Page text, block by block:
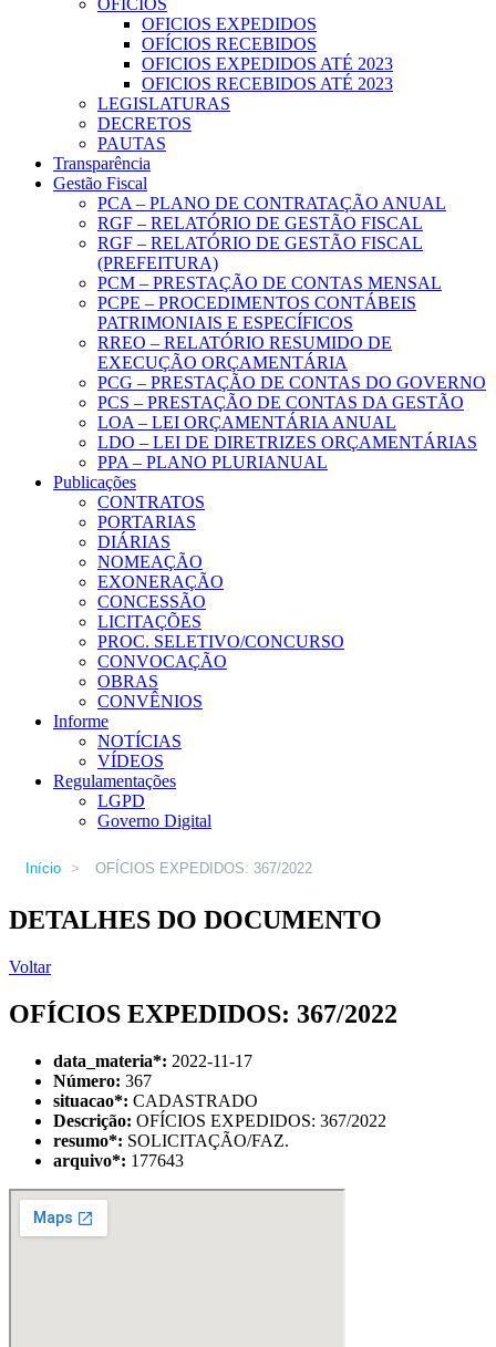
OFICIOS
OFICIOS EXPEDIDOS
OFÍCIOS RECEBIDOS
OFICIOS EXPEDIDOS ATÉ 2023
OFICIOS RECEBIDOS ATÉ 2023
LEGISLATURAS
DECRETOS
PAUTAS
Transparência
Gestão Fiscal
PCA – PLANO DE CONTRATAÇÃO ANUAL
RGF – RELATÓRIO DE GESTÃO FISCAL
RGF – RELATÓRIO DE GESTÃO FISCAL
(PREFEITURA)
PCM – PRESTAÇÃO DE CONTAS MENSAL
PCPE – PROCEDIMENTOS CONTÁBEIS
PATRIMONIAIS E ESPECÍFICOS
RREO – RELATÓRIO RESUMIDO DE
EXECUÇÃO ORÇAMENTÁRIA
PCG – PRESTAÇÃO DE CONTAS DO GOVERNO
PCS – PRESTAÇÃO DE CONTAS DA GESTÃO
LOA – LEI ORÇAMENTÁRIA ANUAL
LDO – LEI DE DIRETRIZES ORÇAMENTÁRIAS
PPA – PLANO PLURIANUAL
Publicações
CONTRATOS
PORTARIAS
DIÁRIAS
NOMEAÇÃO
EXONERAÇÃO
CONCESSÃO
LICITAÇÕES
PROC. SELETIVO/CONCURSO
CONVOCAÇÃO
OBRAS
CONVÊNIOS
Informe
NOTÍCIAS
VÍDEOS
Regulamentações
LGPD
Governo Digital
Início > OFÍCIOS EXPEDIDOS: 367/2022
DETALHES DO DOCUMENTO
Voltar
OFÍCIOS EXPEDIDOS: 367/2022
data_materia*: 2022-11-17
Número: 367
situacao*: CADASTRADO
Descrição: OFÍCIOS EXPEDIDOS: 367/2022
resumo*: SOLICITAÇÃO/FAZ.
arquivo*: 177643